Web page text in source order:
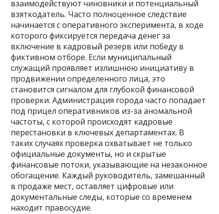
взаимодействуют чиновники и потенциальный
взяткодатель. Часто полноценное следствие
начинается с оперативного эксперимента, в ходе
которого фиксируется передача денег за
включение в кадровый резерв или победу в
фиктивном отборе. Если муниципальный
служащий проявляет излишнюю инициативу в
продвижении определенного лица, это
становится сигналом для глубокой финансовой
проверки. Администрация города часто попадает
под прицел оперативников из-за аномальной
частоты, с которой происходят кадровые
перестановки в ключевых департаментах. В
таких случаях проверка охватывает не только
официальные документы, но и скрытые
финансовые потоки, указывающие на незаконное
обогащение. Каждый руководитель, замешанный
в продаже мест, оставляет цифровые или
документальные следы, которые со временем
находит правосудие.